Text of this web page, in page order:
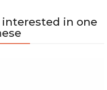
in one